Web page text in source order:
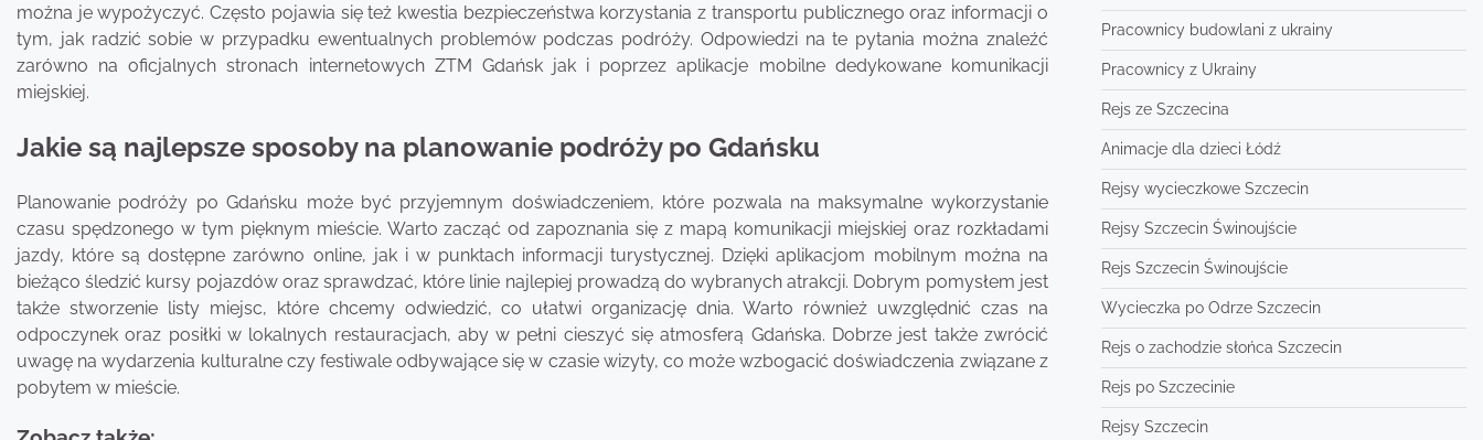
można je wypożyczyć. Często pojawia się też kwestia bezpieczeństwa korzystania z transportu publicznego oraz informacji o
tym, jak radzić sobie w przypadku ewentualnych problemów podczas podróży. Odpowiedzi na te pytania można znaleźć
zarówno na oficjalnych stronach internetowych ZTM Gdańsk jak i poprzez aplikacje mobilne dedykowane komunikacji
miejskiej.
Jakie są najlepsze sposoby na planowanie podróży po Gdańsku
Planowanie podróży po Gdańsku może być przyjemnym doświadczeniem, które pozwala na maksymalne wykorzystanie
czasu spędzonego w tym pięknym mieście. Warto zacząć od zapoznania się z mapą komunikacji miejskiej oraz rozkładami
jazdy, które są dostępne zarówno online, jak i w punktach informacji turystycznej. Dzięki aplikacjom mobilnym można na
bieżąco śledzić kursy pojazdów oraz sprawdzać, które linie najlepiej prowadzą do wybranych atrakcji. Dobrym pomysłem jest
także stworzenie listy miejsc, które chcemy odwiedzić, co ułatwi organizację dnia. Warto również uwzględnić czas na
odpoczynek oraz posiłki w lokalnych restauracjach, aby w pełni cieszyć się atmosferą Gdańska. Dobrze jest także zwrócić
uwagę na wydarzenia kulturalne czy festiwale odbywające się w czasie wizyty, co może wzbogacić doświadczenia związane z
pobytem w mieście.
Pracownicy budowlani z ukrainy
Pracownicy z Ukrainy
Rejs ze Szczecina
Animacje dla dzieci Łódź
Rejsy wycieczkowe Szczecin
Rejsy Szczecin Świnoujście
Rejs Szczecin Świnoujście
Wycieczka po Odrze Szczecin
Rejs o zachodzie słońca Szczecin
Rejs po Szczecinie
Rejsy Szczecin